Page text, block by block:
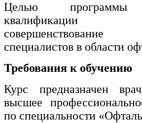
Целью программы
квалификации
совершенствование
специалистов в области
Требования к обучению
Курс предназначен
высшее
по специальности